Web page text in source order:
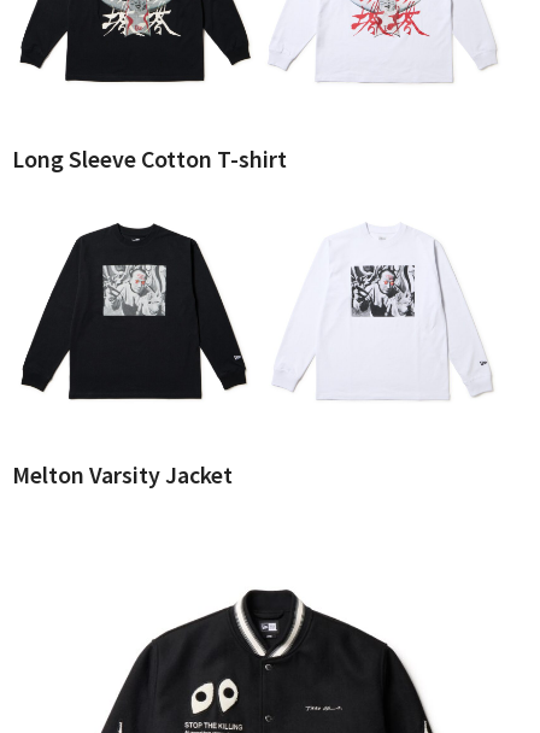
Long Sleeve Cotton T-shirt
Melton Varsity Jacket